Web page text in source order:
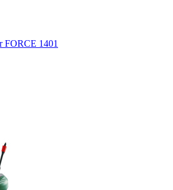
FORCE 1401